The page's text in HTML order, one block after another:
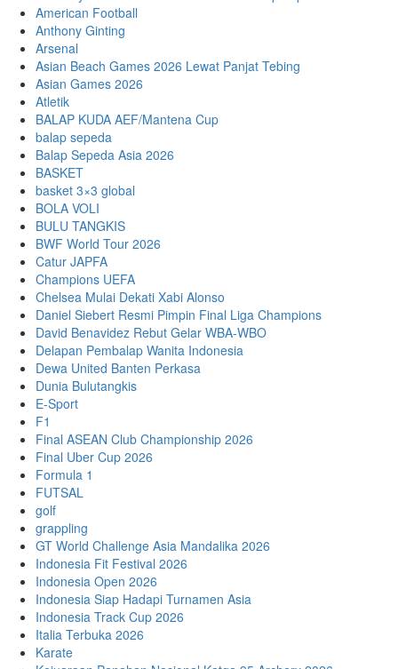
American Football
Anthony Ginting
Arsenal
Asian Beach Games 2026 Lewat Panjat Tebing
Asian Games 2026
Atletik
BALAP KUDA AEF/Mantena Cup
balap sepeda
Balap Sepeda Asia 2026
BASKET
basket 3×3 global
BOLA VOLI
BULU TANGKIS
BWF World Tour 2026
Catur JAPFA
Champions UEFA
Chelsea Mulai Dekati Xabi Alonso
Daniel Siebert Resmi Pimpin Final Liga Champions
David Benavidez Rebut Gelar WBA-WBO
Delapan Pembalap Wanita Indonesia
Dewa United Banten Perkasa
Dunia Bulutangkis
E-Sport
F1
Final ASEAN Club Championship 2026
Final Uber Cup 2026
Formula 1
FUTSAL
golf
grappling
GT World Challenge Asia Mandalika 2026
Indonesia Fit Festival 2026
Indonesia Open 2026
Indonesia Siap Hadapi Turnamen Asia
Indonesia Track Cup 2026
Italia Terbuka 2026
Karate